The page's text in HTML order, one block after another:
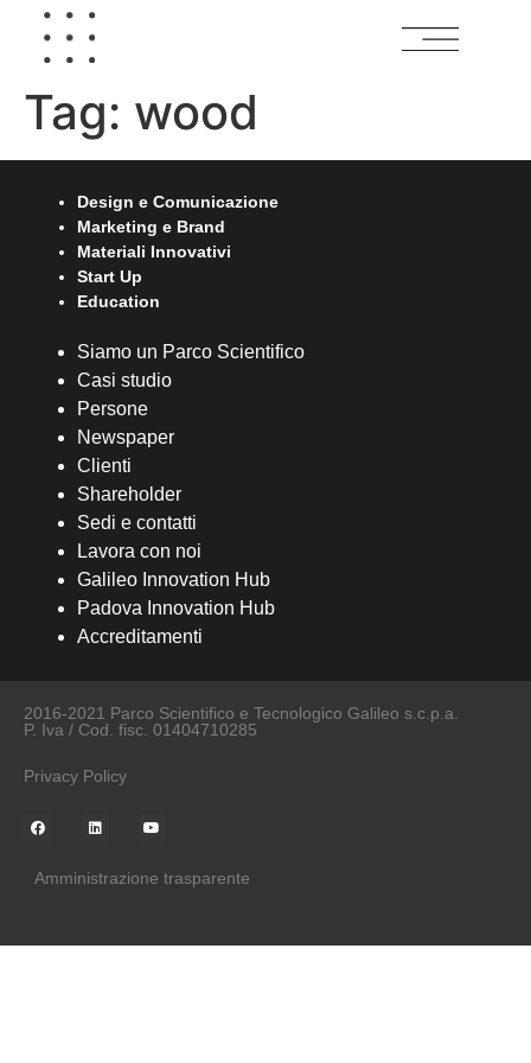
Tag: wood
Design e Comunicazione
Marketing e Brand
Materiali Innovativi
Start Up
Education
Siamo un Parco Scientifico
Casi studio
Persone
Newspaper
Clienti
Shareholder
Sedi e contatti
Lavora con noi
Galileo Innovation Hub
Padova Innovation Hub
Accreditamenti
2016-2021 Parco Scientifico e Tecnologico Galileo s.c.p.a.
P. Iva / Cod. fisc. 01404710285
Privacy Policy
Amministrazione trasparente